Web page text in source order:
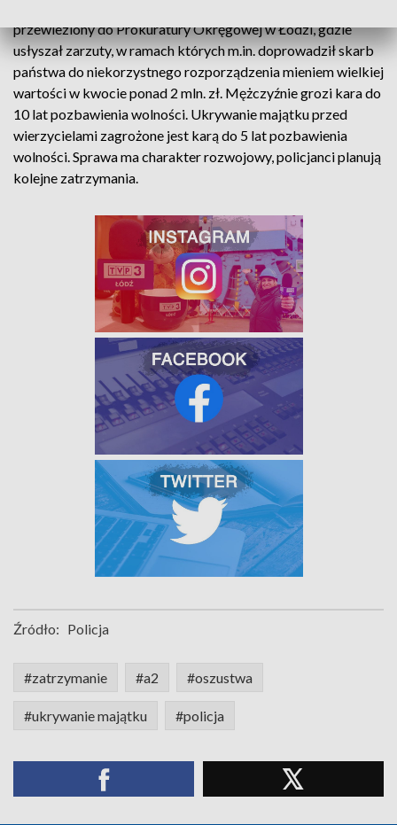
przewieziony do Prokuratury Okręgowej w Łodzi, gdzie
usłyszał zarzuty, w ramach których m.in. doprowadził skarb
państwa do niekorzystnego rozporządzenia mieniem wielkiej
wartości w kwocie ponad 2 mln. zł. Mężczyźnie grozi kara do
10 lat pozbawienia wolności. Ukrywanie majątku przed
wierzycielami zagrożone jest karą do 5 lat pozbawienia
wolności. Sprawa ma charakter rozwojowy, policjanci planują
kolejne zatrzymania.
Źródło: Policja
#zatrzymanie #a2 #oszustwa
#ukrywanie majątku #policja